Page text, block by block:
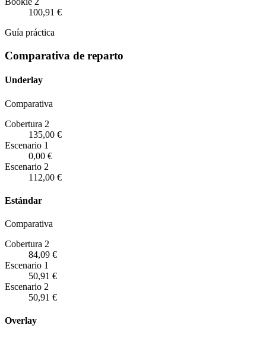
100,91 €
Guía práctica
Comparativa de reparto
Underlay
Comparativa
Cobertura 2
135,00 €
Escenario 1
0,00 €
Escenario 2
112,00 €
Estándar
Comparativa
Cobertura 2
84,09 €
Escenario 1
50,91 €
Escenario 2
50,91 €
Overlay